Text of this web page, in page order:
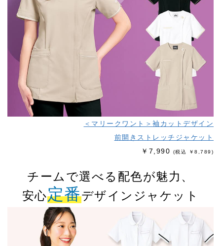
＜マリークワント＞袖カットデザイン
前開きストレッチジャケット
￥7,990
(税込 ￥8,789)
チームで選べる配色が魅力、
安心定番デザインジャケット